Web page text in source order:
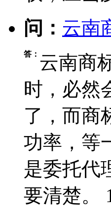
问： 云南
答： 云南商
时，必然
了，而商
功率，等
是委托代
要清楚。